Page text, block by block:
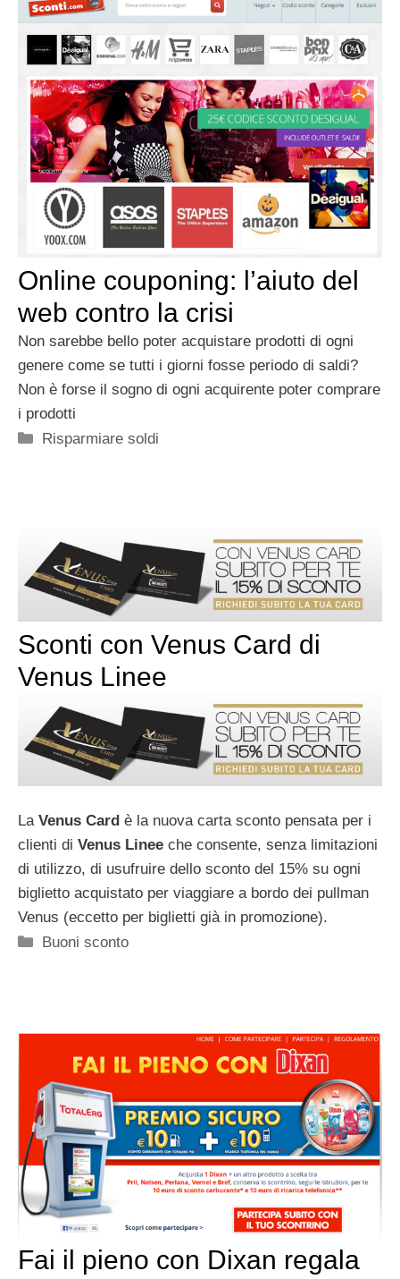
Online couponing: l’aiuto del
web contro la crisi
Non sarebbe bello poter acquistare prodotti di ogni
genere come se tutti i giorni fosse periodo di saldi?
Non è forse il sogno di ogni acquirente poter comprare
i prodotti
Categorie
Risparmiare soldi
Sconti con Venus Card di
Venus Linee
La Venus Card è la nuova carta sconto pensata per i
clienti di Venus Linee che consente, senza limitazioni
di utilizzo, di usufruire dello sconto del 15% su ogni
biglietto acquistato per viaggiare a bordo dei pullman
Venus (eccetto per biglietti già in promozione).
Categorie
Buoni sconto
Fai il pieno con Dixan regala